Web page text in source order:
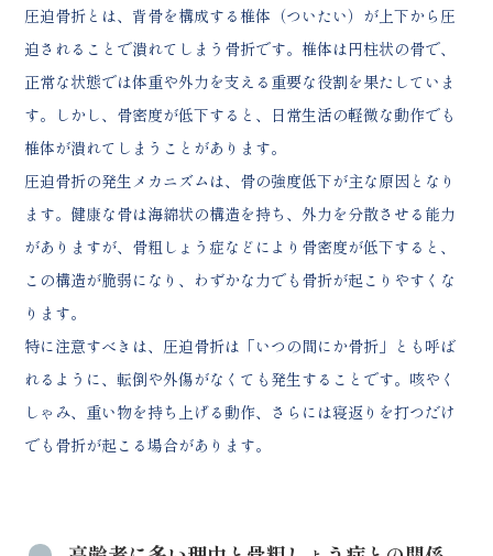
バランス訓練と転倒予防
自宅でできるリハビリ運動
家族ができるサポートと介護のポイント
日常生活での介助方法
安全な移乗・移動の支援
心理的サポートとコミュニケーション
介護保険制度の活用方法
圧迫骨折の予防対策と骨粗しょう症の管
理
食事による骨密度向上
骨に良い食材と避けるべき食品
適度な運動による骨強化
転倒予防の環境整備
圧迫骨折に関するよくある質問
圧迫骨折とは、背骨を構成する椎体（ついたい）が上下から圧
迫されることで潰れてしまう骨折です。椎体は円柱状の骨で、
正常な状態では体重や外力を支える重要な役割を果たしていま
す。しかし、骨密度が低下すると、日常生活の軽微な動作でも
椎体が潰れてしまうことがあります。
圧迫骨折の発生メカニズムは、骨の強度低下が主な原因となり
ます。健康な骨は海綿状の構造を持ち、外力を分散させる能力
がありますが、骨粗しょう症などにより骨密度が低下すると、
この構造が脆弱になり、わずかな力でも骨折が起こりやすくな
ります。
特に注意すべきは、圧迫骨折は「いつの間にか骨折」とも呼ば
れるように、転倒や外傷がなくても発生することです。咳やく
しゃみ、重い物を持ち上げる動作、さらには寝返りを打つだけ
でも骨折が起こる場合があります。